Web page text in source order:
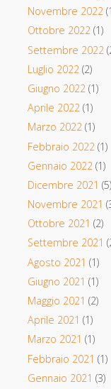
Novembre 2022
Ottobre 2022(1)
Settembre 2022
Luglio 2022 (2)
Giugno 2022(1)
Aprile 2022(1)
Marzo 2022(1)
Febbraio 2022 (1)
Gennaio 2022 (1)
Dicembre 2021 (5)
Novembre 2021
Ottobre 2021 (2)
Settembre 2021
Agosto 2021 (1)
Giugno 2021 (1)
Maggio 2021 (2)
Aprile 2021 (1)
Marzo 2021 (1)
Febbraio 2021 (1)
Gennaio 2021 (3)